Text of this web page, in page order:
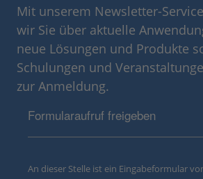
Mit unserem Newsletter-
wir Sie über aktuelle
neue Lösungen und Produkte
Schulungen und
zur Anmeldung.
Formularaufruf freigeben
An dieser Stelle ist ein Eingabeformular